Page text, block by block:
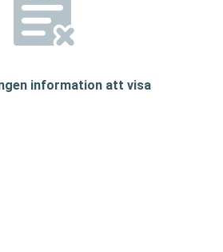
information att visa